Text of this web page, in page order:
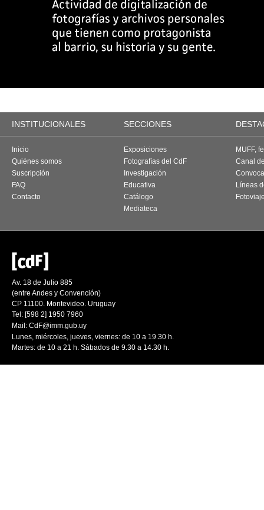
INSTITUCIONALES SECCIONES
Inicio
Quiénes somos
Suscripción
FAQ
Contacto
Exposiciones
Fotografías del CdF
Investigación
Educativa
Catálogo
Mediateca
MUFF,
Canal
Líneas
Av. 18 de Julio 885
(entre Andes y Convención)
CP 11100. Montevideo. Uruguay
Tel: [598 2] 1950 7960
Mail: CdF@imm.gub.uy
Lunes, miércoles, jueves, viernes: de 10 a 19.30 h.
Martes: de 10 a 21 h. Sábados de 9.30 a 14.30 h.